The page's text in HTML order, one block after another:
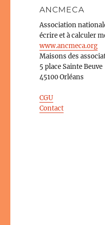
ANCMECA
Association
écrire et à calculer
www.ancmeca.org
Maisons des
5 place Sainte Beuve
45100 Orléans
CGU
Contact